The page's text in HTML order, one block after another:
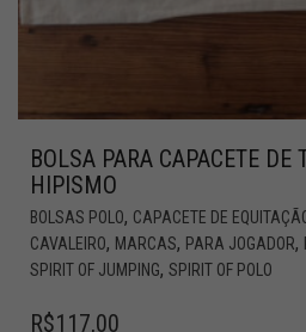
BOLSA PARA CAPACETE DE
HIPISMO
BOLSAS POLO, CAPACETE DE
CAVALEIRO, MARCAS, PARA JOGADOR,
SPIRIT OF JUMPING, SPIRIT OF POLO
R$117,00